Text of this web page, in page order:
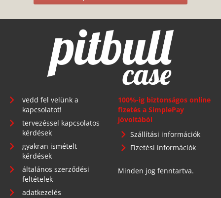
vedd fel velünk a
kapcsolatot!
tervezéssel kapcsolatos
kérdések
gyakran ismételt
kérdések
általános szerződési
feltételek
adatkezelés
100%-ig biztonságos online
fizetés a SimplePay
jóvoltából
Szállítási információk
Fizetési információk
Minden jog fenntartva.